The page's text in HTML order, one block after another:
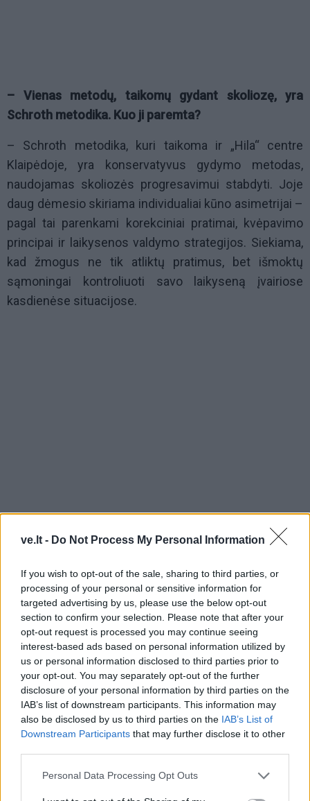
ve.lt - Do Not Process My Personal Information
If you wish to opt-out of the sale, sharing to third parties, or
processing of your personal or sensitive information for
targeted advertising by us, please use the below opt-out
section to confirm your selection. Please note that after your
opt-out request is processed you may continue seeing
interest-based ads based on personal information utilized by
us or personal information disclosed to third parties prior to
your opt-out. You may separately opt-out of the further
disclosure of your personal information by third parties on the
IAB’s list of downstream participants. This information may
also be disclosed by us to third parties on the IAB’s List of
Downstream Participants that may further disclose it to other
Personal Data Processing Opt Outs
– Vienas metodų, taikomų gydant skoliozę, yra
Schroth metodika. Kuo ji paremta?
– Schroth metodika, kuri taikoma ir „Hila“ centre
Klaipėdoje, yra konservatyvus gydymo metodas,
naudojamas skoliozės progresavimui stabdyti. Joje
daug dėmesio skiriama individualiai kūno asimetrijai –
pagal tai parenkami korekciniai pratimai, kvėpavimo
principai ir laikysenos valdymo strategijos. Siekiama,
kad žmogus ne tik atliktų pratimus, bet išmoktų
sąmoningai kontroliuoti savo laikyseną įvairiose
kasdienėse situacijose.
– Kokius didžiausius pokyčius paauglių stuburo
– Didelę įtaką sveikam stuburui turi kasdienis
judėjimas. Šiandien vaikai daug laiko praleidžia
sėdėdami – mokykloje ir prie kompiuterių. Todėl
svarbu, kad judėjimas taptų natūralia dienos dalimi ir
paaugliai turėtų daugiau aktyvesnio laisvalaikio.
– Kokias pagrindines prevencijos taisykles
išskirtumėte tėvams?
– Prevencijoje ne mažiau svarbus ir bendras judėjimo
statines padėtis ir skatinti įvairesnį judėjimą. Kuo